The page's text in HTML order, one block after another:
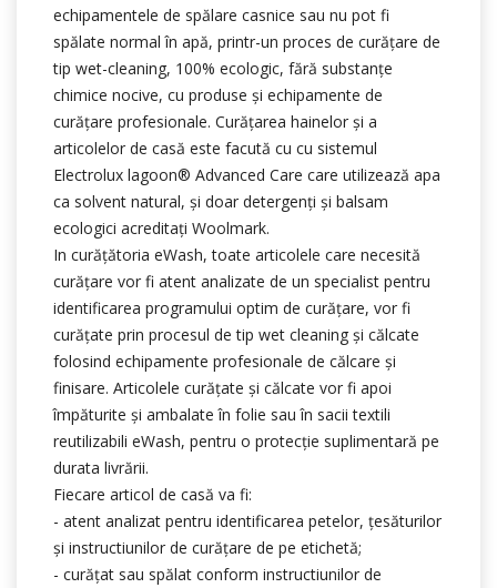
echipamentele de spălare casnice sau nu pot fi
spălate normal în apă, printr-un proces de curățare de
tip wet-cleaning, 100% ecologic, fără substanțe
chimice nocive, cu produse și echipamente de
curățare profesionale. Curățarea hainelor și a
articolelor de casă este facută cu cu sistemul
Electrolux lagoon® Advanced Care care utilizează apa
ca solvent natural, şi doar detergenți şi balsam
ecologici acreditați Woolmark.
In curățătoria eWash, toate articolele care necesită
curățare vor fi atent analizate de un specialist pentru
identificarea programului optim de curățare, vor fi
curățate prin procesul de tip wet cleaning și călcate
folosind echipamente profesionale de călcare și
finisare. Articolele curățate și călcate vor fi apoi
împăturite și ambalate în folie sau în sacii textili
reutilizabili eWash, pentru o protecție suplimentară pe
durata livrării.
Fiecare articol de casă va fi:
- atent analizat pentru identificarea petelor, țesăturilor
şi instructiunilor de curățare de pe etichetă;
- curățat sau spălat conform instructiunilor de